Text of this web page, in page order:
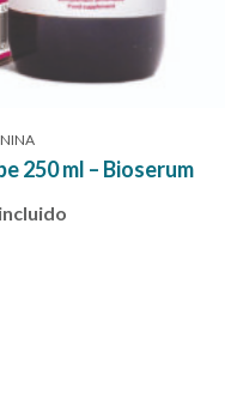
250 ml – Bioserum